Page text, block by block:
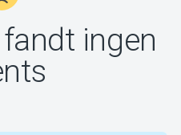
ingen